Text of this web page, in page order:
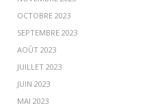
OCTOBRE 2023
SEPTEMBRE 2023
AOÛT 2023
JUILLET 2023
JUIN 2023
MAI 2023